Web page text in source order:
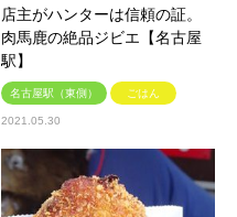
店主がハンターは信頼の証。
肉馬鹿の絶品ジビエ【名古屋
駅】
名古屋駅（東側） ごはん
2021.05.30